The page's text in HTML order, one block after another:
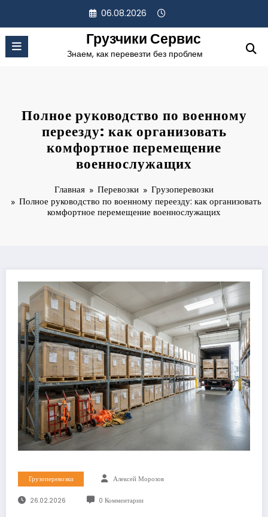
содержимому
06.08.2026
Грузчики Сервис
Знаем, как перевезти без проблем
Полное руководство по военному
переезду: как организовать
комфортное перемещение
военнослужащих
Главная Перевозки
Грузоперевозки
Полное руководство по военному переезду: как организовать
комфортное перемещение военнослужащих
Грузоперевозки Алексей Морозов
26.02.2026 0 Комментарии